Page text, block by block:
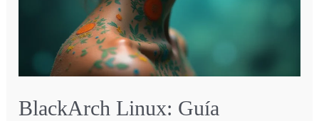
fosforescentes
luminiscencia
BlackArch Linux: Guía